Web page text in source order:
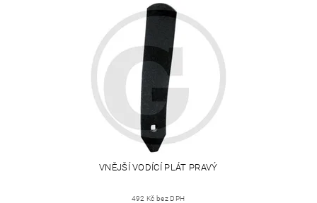
VNĚJŠÍ VODÍCÍ PLÁT PRAVÝ
492 Kč bez DPH